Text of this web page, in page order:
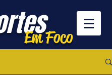
Em Foco